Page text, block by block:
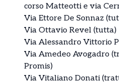
corso Matteotti e via
Via Ettore De Sonnaz
Via Ottavio Revel (tutta)
Via Alessandro Vittorio
Via Amedeo Avogadro
Promis)
Via Vitaliano Donati